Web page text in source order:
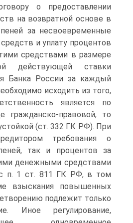
о предоставлении
на возвратной основе в
за несвоевременные
и уплату процентов
средствами в размере
действующей ставки
Банка России за каждый
исходить из того,
является по
гражданско-правовой, то
(ст. 332 ГК РФ). При
требования о
так и процентов за
денежными средствами
п. 1 ст. 811 ГК РФ, в том
взыскания повышенных
подлежит только
Иное регулирование,